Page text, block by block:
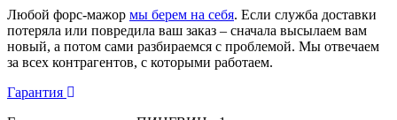
Любой форс-мажор мы берем на себя. Если служба доставки
потеряла или повредила ваш заказ – сначала высылаем вам
новый, а потом сами разбираемся с проблемой. Мы отвечаем
за всех контрагентов, с которыми работаем.
Гарантия